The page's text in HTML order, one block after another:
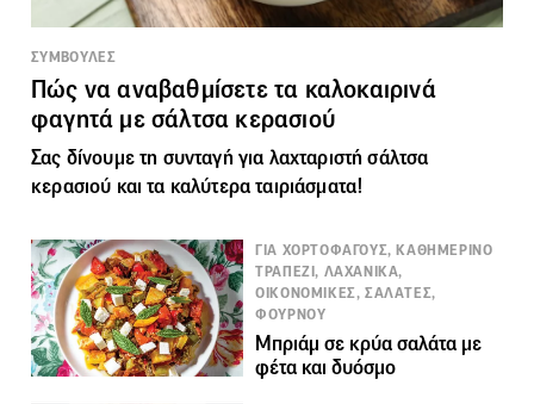
ΣΥΜΒΟΥΛΕΣ
Πώς να αναβαθμίσετε τα καλοκαιρινά
φαγητά με σάλτσα κερασιού
Σας δίνουμε τη συνταγή για λαχταριστή σάλτσα
κερασιού και τα καλύτερα ταιριάσματα!
ΓΙΑ ΧΟΡΤΟΦΑΓΟΥΣ, ΚΑΘΗΜΕΡΙΝΟ
ΤΡΑΠΕΖΙ, ΛΑΧΑΝΙΚΑ,
ΟΙΚΟΝΟΜΙΚΕΣ, ΣΑΛΑΤΕΣ,
ΦΟΥΡΝΟΥ
Μπριάμ σε κρύα σαλάτα με
φέτα και δυόσμο